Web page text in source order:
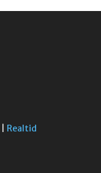
Realtid